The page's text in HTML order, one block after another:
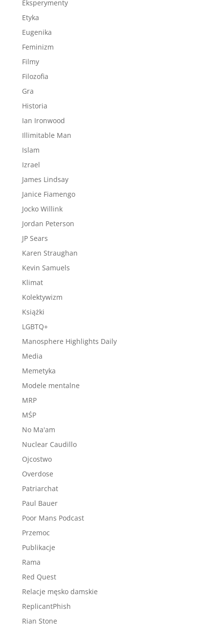
Eksperymenty
Etyka
Eugenika
Feminizm
Filmy
Filozofia
Gra
Historia
Ian Ironwood
Illimitable Man
Islam
Izrael
James Lindsay
Janice Fiamengo
Jocko Willink
Jordan Peterson
JP Sears
Karen Straughan
Kevin Samuels
Klimat
Kolektywizm
Książki
LGBTQ+
Manosphere Highlights Daily
Media
Memetyka
Modele mentalne
MRP
MŚP
No Ma'am
Nuclear Caudillo
Ojcostwo
Overdose
Patriarchat
Paul Bauer
Poor Mans Podcast
Przemoc
Publikacje
Rama
Red Quest
Relacje męsko damskie
ReplicantPhish
Rian Stone